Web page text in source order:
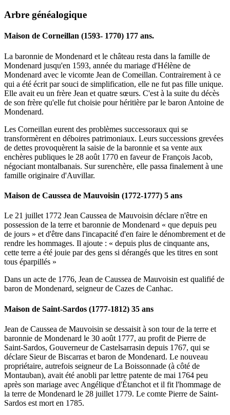
Arbre généalogique
Maison de Corneillan (1593- 1770) 177 ans.
La baronnie de Mondenard et le château resta dans la famille de
Mondenard jusqu'en 1593, année du mariage d'Hélène de
Mondenard avec le vicomte Jean de Comeillan. Contrairement à ce
qui a été écrit par souci de simplification, elle ne fut pas fille unique.
Elle avait eu un frère Jean et quatre sœurs. C'est à la suite du décès
de son frère qu'elle fut choisie pour héritière par le baron Antoine de
Mondenard.
Les Corneillan eurent des problèmes successoraux qui se
transformèrent en déboires patrimoniaux. Leurs successions grevées
de dettes provoquèrent la saisie de la baronnie et sa vente aux
enchères publiques le 28 août 1770 en faveur de François Jacob,
négociant montalbanais. Sur surenchère, elle passa finalement à une
famille originaire d'Auvillar.
Maison de Caussea de Mauvoisin (1772-1777) 5 ans
Le 21 juillet 1772 Jean Caussea de Mauvoisin déclare n'être en
possession de la terre et baronnie de Mondenard « que depuis peu
de jours » et d'être dans l'incapacité d'en faire le dénombrement et de
rendre les hommages. Il ajoute : « depuis plus de cinquante ans,
cette terre a été jouie par des gens si dérangés que les titres en sont
tous éparpillés »
Dans un acte de 1776, Jean de Caussea de Mauvoisin est qualifié de
baron de Mondenard, seigneur de Cazes de Canhac.
Maison de Saint-Sardos (1777-1812) 35 ans
Jean de Caussea de Mauvoisin se dessaisit à son tour de la terre et
baronnie de Mondenard le 30 août 1777, au profit de Pierre de
Saint-Sardos, Gouverneur de Castelsarrasin depuis 1767, qui se
déclare Sieur de Biscarras et baron de Mondenard. Le nouveau
propriétaire, autrefois seigneur de La Boissonnade (à côté de
Montauban), avait été anobli par lettre patente de mai 1764 peu
après son mariage avec Angélique d'Étanchot et il fit l'hommage de
la terre de Mondenard le 28 juillet 1779. Le comte Pierre de Saint-
Sardos est mort en 1785.